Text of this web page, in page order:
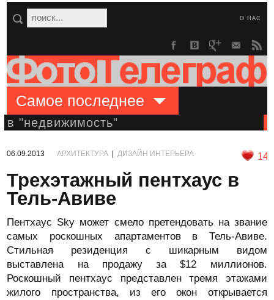
О НАС
Самое последнее
в "недвижимость"
06.09.2013 АРХИТЕКТУРА |ДИЗАЙН ИНТЕРЬЕРА 14
Трехэтажный пентхаус в
Тель-Авиве
Пентхаус Sky может смело претендовать на звание
самых роскошных апартаментов в Тель-Авиве.
Стильная резиденция с шикарным видом
выставлена на продажу за $12 миллионов.
Роскошный пентхаус представлен тремя этажами
жилого пространства, из его окон открывается